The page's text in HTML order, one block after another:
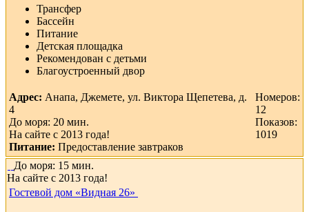
Трансфер
Бассейн
Питание
Детская площадка
Рекомендован с детьми
Благоустроенный двор
Адрес: Анапа, Джемете, ул. Виктора Щепетева, д.
4
До моря: 20 мин.
На сайте с 2013 года!
Питание: Предоставление завтраков
Номеров:
12
Показов:
1019
До моря: 15 мин.
На сайте с 2013 года!
Гостевой дом «Видная 26»